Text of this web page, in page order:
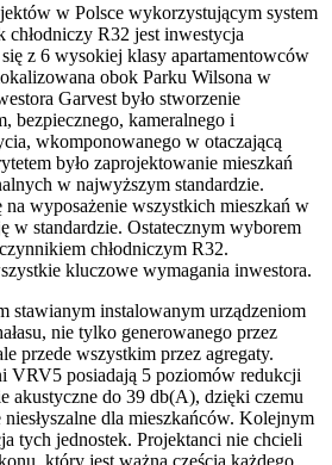
w Polsce wykorzystującym system
R32 jest inwestycja
się z 6 wysokiej klasy apartamentowców
obok Parku Wilsona w
Garvest było stworzenie
bezpiecznego, kameralnego i
wkomponowanego w otaczającą
było zaprojektowanie mieszkań
w najwyższym standardzie.
wyposażenie wszystkich mieszkań w
w standardzie. Ostatecznym wyborem
chłodniczym R32.
kluczowe wymagania inwestora.
stawianym instalowanym urządzeniom
nie tylko generowanego przez
przede wszystkim przez agregaty.
VRV5 posiadają 5 poziomów redukcji
akustyczne do 39 db(A), dzięki czemu
dla mieszkańców. Kolejnym
tych jednostek. Projektanci nie chcieli
który jest ważną częścią każdego